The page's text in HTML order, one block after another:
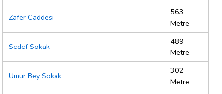
Zafer Caddesi
563
Metre
Sedef Sokak
489
Metre
Umur Bey Sokak
302
Metre